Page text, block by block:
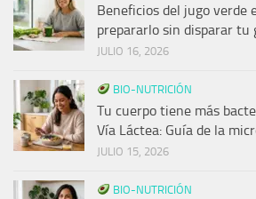
Beneficios del jugo verde
prepararlo sin disparar tu
JULIO 16, 2026
BIO-NUTRICIÓN
Tu cuerpo tiene más
Vía Láctea: Guía de la
JULIO 15, 2026
BIO-NUTRICIÓN